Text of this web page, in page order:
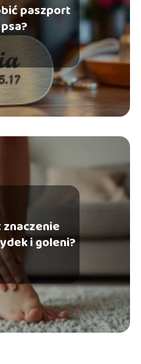
paszport
i goleni?